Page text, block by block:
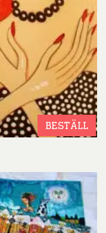
BESTÄLL